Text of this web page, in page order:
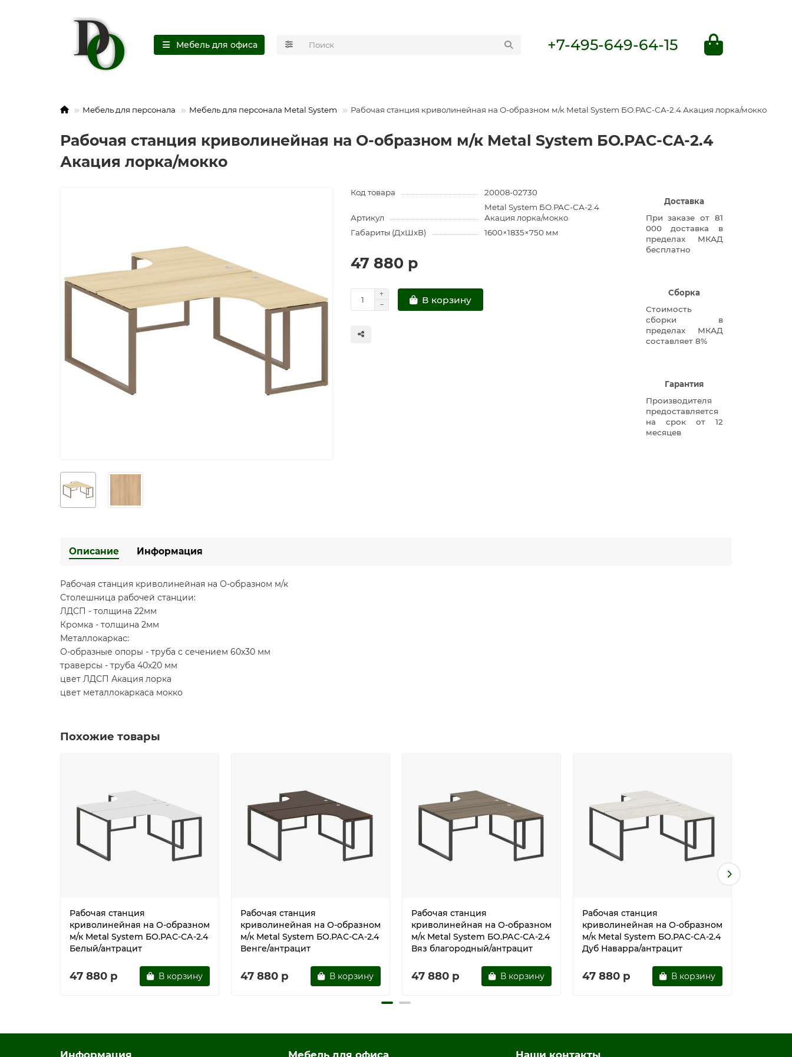
Мебель для офиса +7-495-649-64-15
Мебель для персонала Мебель для персонала Metal System Рабочая станция криволинейная на О-образном м/к Metal System БО.РАС-СА-2.4 Акация лорка/мокко
Рабочая станция криволинейная на О-образном м/к Metal System БО.РАС-СА-2.4
Акация лорка/мокко
Код товара 20008-02730
Артикул
Metal System БО.РАС-СА-2.4
Акация лорка/мокко
Габариты (ДхШхВ)
1600×1835×750 мм
47 880 р
В корзину
Доставка
При заказе от 81
000 доставка в
пределах МКАД
бесплатно
Сборка
Стоимость
сборки в
пределах МКАД
составляет 8%
Гарантия
Производителя
предоставляется
на срок от 12
месяцев
Описание Информация
Рабочая станция криволинейная на О-образном м/к
Столешница рабочей станции:
ЛДСП - толщина 22мм
Кромка - толщина 2мм
Металлокаркас:
О-образные опоры - труба с сечением 60х30 мм
траверсы - труба 40х20 мм
цвет ЛДСП Акация лорка
цвет металлокаркаса мокко
Похожие товары
Рабочая станция
криволинейная на О-образном
м/к Metal System БО.РАС-СА-2.4
Белый/антрацит
47 880 р В корзину
Рабочая станция
криволинейная на О-образном
м/к Metal System БО.РАС-СА-2.4
Венге/антрацит
47 880 р В корзину
Рабочая станция
криволинейная на О-образном
м/к Metal System БО.РАС-СА-2.4
Вяз благородный/антрацит
47 880 р В корзину
Рабочая станция
криволинейная на О-образном
м/к Metal System БО.РАС-СА-2.4
Дуб Наварра/антрацит
47 880 р В корзину
Информация Мебель для офиса Наши контакты